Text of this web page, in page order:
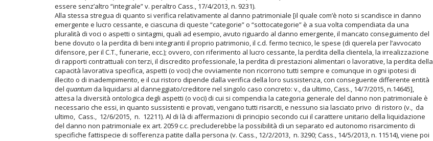
essere senz’altro “integrale” v. peraltro Cass., 17/4/2013, n. 9231).
Alla stessa stregua di quanto si verifica relativamente al danno patrimoniale [il quale com’è noto si scandisce in danno
emergente e lucro cessante, e ciascuna di queste “categorie” o “sottocategorie” è a sua volta compendiata da una
pluralità di voci o aspetti o sintagmi, quali ad esempio, avuto riguardo al danno emergente, il mancato conseguimento del
bene dovuto o la perdita di beni integranti il proprio patrimonio, il c.d. fermo tecnico, le spese (di querela per l’avvocato
difensore, per il C.T., funerarie, ecc.); ovvero, con riferimento al lucro cessante, la perdita della clientela, la irrealizzazione
di rapporti contrattuali con terzi, il discredito professionale, la perdita di prestazioni alimentari o lavorative, la perdita della
capacità lavorativa specifica, aspetti (o voci) che ovviamente non ricorrono tutti sempre e comunque in ogni ipotesi di
illecito o di inadempimento, e il cui ristoro dipende dalla verifica della loro sussistenza, con conseguente differente entità
del quantumda liquidarsi al danneggiato/creditore nel singolo caso concreto: v., da ultimo, Cass., 14/7/2015, n.14645],
attesa la diversità ontologica degli aspetti (o voci) di cui si compendia la categoria generale del danno non patrimoniale è
necessario che essi, in quanto sussistenti e provati, vengano tutti risarciti, e nessuno sia lasciato privo di ristoro (v., da
ultimo, Cass., 12/6/2015, n. 12211). Al di là di affermazioni di principio secondo cui il carattere unitario della liquidazione
del danno non patrimoniale ex art. 2059 c.c. precluderebbe la possibilità di un separato ed autonomo risarcimento di
specifiche fattispecie di sofferenza patite dalla persona (v. Cass., 12/2/2013, n. 3290; Cass., 14/5/2013, n. 11514), viene poi